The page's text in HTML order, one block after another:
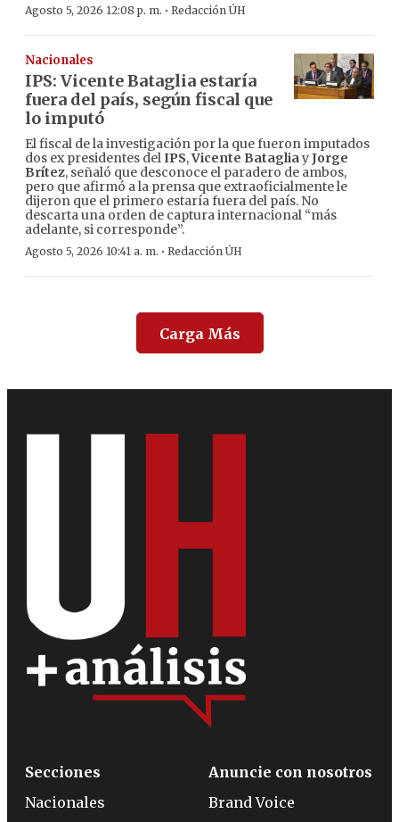
Agosto 5, 2026 12:08 p. m. · Redacción ÚH
Nacionales
IPS: Vicente Bataglia estaría
fuera del país, según fiscal que
lo imputó
El fiscal de la investigación por la que fueron imputados
dos ex presidentes delIPS,Vicente BatagliayJorge
Brítez, señaló que desconoce el paradero de ambos,
pero que afirmó a la prensa que extraoficialmente le
dijeron que el primero estaría fuera del país. No
descarta una orden de captura internacional “más
adelante, si corresponde”.
Agosto 5, 2026 10:41 a. m. · Redacción ÚH
Carga Más
Secciones
Nacionales
Anuncie con nosotros
Brand Voice